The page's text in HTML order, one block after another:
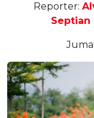
Reporter:
Septian